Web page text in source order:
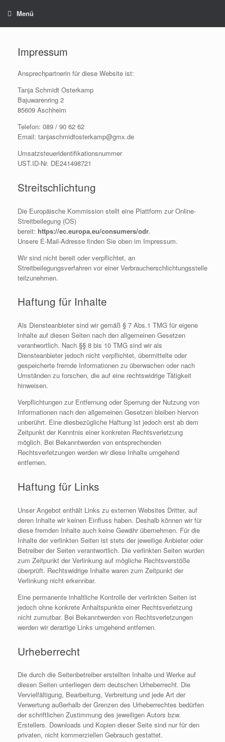
InhaltMenü
Impressum
Ansprechpartnerin für diese Website ist:
Tanja Schmidt Osterkamp
Bajuwarenring 2
85609 Aschheim
Telefon: 089 / 90 62 62
Email: tanjaschmidtosterkamp@gmx.de
Umsatzsteueridentifikationsnummer
UST.ID-Nr. DE241498721
Streitschlichtung
Die Europäische Kommission stellt eine Plattform zur Online-
Streitbeilegung (OS)
bereit: https://ec.europa.eu/consumers/odr.
Unsere E-Mail-Adresse finden Sie oben im Impressum.
Wir sind nicht bereit oder verpflichtet, an
Streitbeilegungsverfahren vor einer Verbraucherschlichtungsstelle
teilzunehmen.
Haftung für Inhalte
Als Diensteanbieter sind wir gemäß § 7 Abs.1 TMG für eigene
Inhalte auf diesen Seiten nach den allgemeinen Gesetzen
verantwortlich. Nach §§ 8 bis 10 TMG sind wir als
Diensteanbieter jedoch nicht verpflichtet, übermittelte oder
gespeicherte fremde Informationen zu überwachen oder nach
Umständen zu forschen, die auf eine rechtswidrige Tätigkeit
hinweisen.
Verpflichtungen zur Entfernung oder Sperrung der Nutzung von
Informationen nach den allgemeinen Gesetzen bleiben hiervon
unberührt. Eine diesbezügliche Haftung ist jedoch erst ab dem
Zeitpunkt der Kenntnis einer konkreten Rechtsverletzung
möglich. Bei Bekanntwerden von entsprechenden
Rechtsverletzungen werden wir diese Inhalte umgehend
entfernen.
Haftung für Links
Unser Angebot enthält Links zu externen Websites Dritter, auf
deren Inhalte wir keinen Einfluss haben. Deshalb können wir für
diese fremden Inhalte auch keine Gewähr übernehmen. Für die
Inhalte der verlinkten Seiten ist stets der jeweilige Anbieter oder
Betreiber der Seiten verantwortlich. Die verlinkten Seiten wurden
zum Zeitpunkt der Verlinkung auf mögliche Rechtsverstöße
überprüft. Rechtswidrige Inhalte waren zum Zeitpunkt der
Verlinkung nicht erkennbar.
Eine permanente inhaltliche Kontrolle der verlinkten Seiten ist
jedoch ohne konkrete Anhaltspunkte einer Rechtsverletzung
nicht zumutbar. Bei Bekanntwerden von Rechtsverletzungen
werden wir derartige Links umgehend entfernen.
Urheberrecht
Die durch die Seitenbetreiber erstellten Inhalte und Werke auf
diesen Seiten unterliegen dem deutschen Urheberrecht. Die
Vervielfältigung, Bearbeitung, Verbreitung und jede Art der
Verwertung außerhalb der Grenzen des Urheberrechtes bedürfen
der schriftlichen Zustimmung des jeweiligen Autors bzw.
Erstellers. Downloads und Kopien dieser Seite sind nur für den
privaten, nicht kommerziellen Gebrauch gestattet.